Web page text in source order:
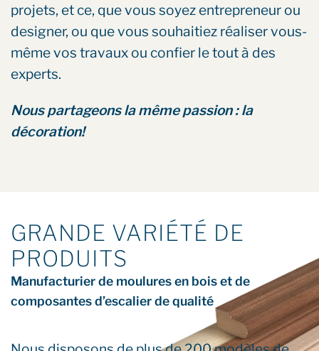
projets, et ce, que vous soyez entrepreneur ou
designer, ou que vous souhaitiez réaliser vous-
même vos travaux ou confier le tout à des
experts.
Nous partageons la même passion : la
décoration!
GRANDE VARIÉTÉ DE
PRODUITS
Manufacturier de moulures en bois et de
composantes d’escalier de qualité